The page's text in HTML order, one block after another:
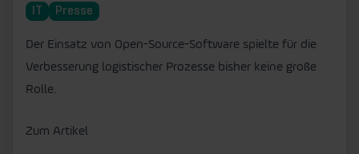
Presse
Der Einsatz von Open-Source-Software spielte für die
Verbesserung logistischer Prozesse bisher keine große
Rolle.
Zum Artikel